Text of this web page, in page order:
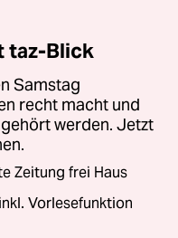
taz-Blick
Samstag
recht macht und
werden. Jetzt
Zeitung frei Haus
Vorlesefunktion